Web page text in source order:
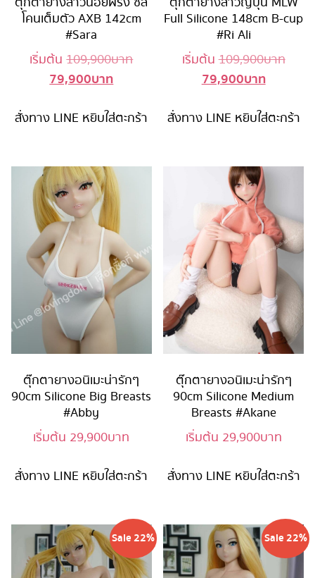
โคนเต็มตัว AXB 142cm
#Sara
เริ่มต้น109,900บาทOriginal
109,900 บาท.
79,900บาทCurrent
is:
สั่งทาง LINE หยิบใส่ตะกร้า
Full Silicone 148cm B-cup
#Ri Ali
เริ่มต้น109,900บาท
79,900บาทCurrent
is:
สั่งทาง LINE หยิบใส่ตะกร้า
ตุ๊กตายางอนิเมะน่ารักๆ
90cm Silicone Big Breasts
#Abby
เริ่มต้น 29,900บาท
สั่งทาง LINE หยิบใส่ตะกร้า
ตุ๊กตายางอนิเมะน่ารักๆ
90cm Silicone Medium
Breasts #Akane
เริ่มต้น 29,900บาท
สั่งทาง LINE หยิบใส่ตะกร้า
Sale 22% Sale 22%